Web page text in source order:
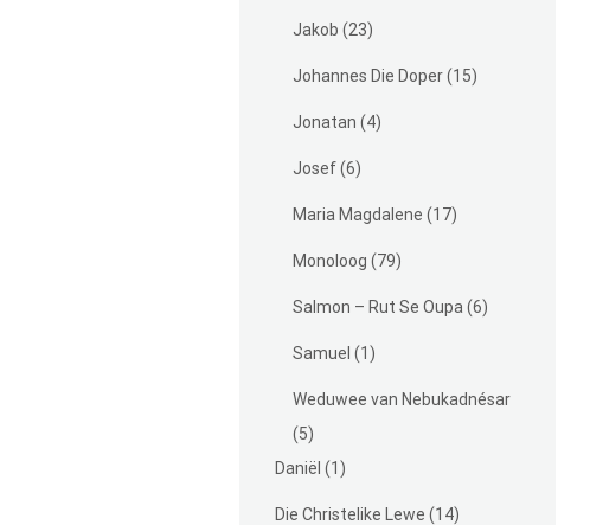
Jakob (23)
Johannes Die Doper(15)
Jonatan (4)
Josef(6)
Maria Magdalene (17)
Monoloog (79)
Salmon – Rut Se Oupa (6)
Samuel (1)
Weduwee van Nebukadnésar
(5)
Daniël (1)
Die Christelike Lewe (14)